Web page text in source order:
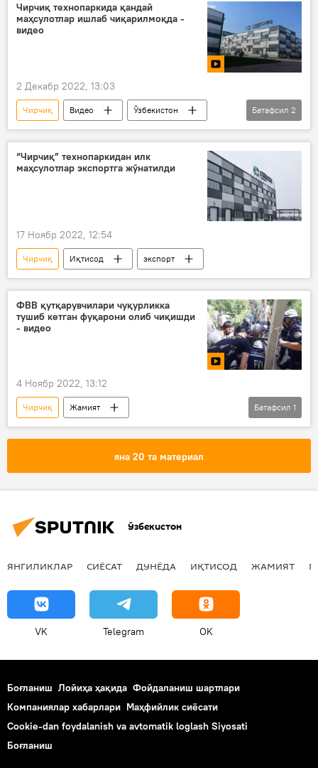
Чирчиқ технопаркида қандай
маҳсулотлар ишлаб чиқарилмоқда -
видео
2 Декабр 2022, 13:03
Чирчиқ Видео
Ўзбекистон
технопарк
Россия
Батафсил 2
“Чирчиқ” технопаркидан илк
маҳсулотлар экспортга жўнатилди
17 Ноябр 2022, 12:54
Чирчиқ Иқтисод экспорт
ФВВ қутқарувчилари чуқурликка
тушиб кетган фуқарони олиб чиқишди
- видео
4 Ноябр 2022, 13:12
Чирчиқ
Жамият
Фавқулодда вазиятлар вазирлиги (ФВВ)
Батафсил 1
яна 20 та материал
Ўзбекистон
ЯНГИЛИКЛАР СИЁСАТ ДУНЁДА ИҚТИСОД ЖАМИЯТ
VK Telegram OK
Боғланиш Лойиҳа ҳақида Фойдаланиш шартлари
Компаниялар хабарлари Маҳфийлик сиёсати
Cookie-dan foydalanish va avtomatik loglash Siyosati
Боғланиш